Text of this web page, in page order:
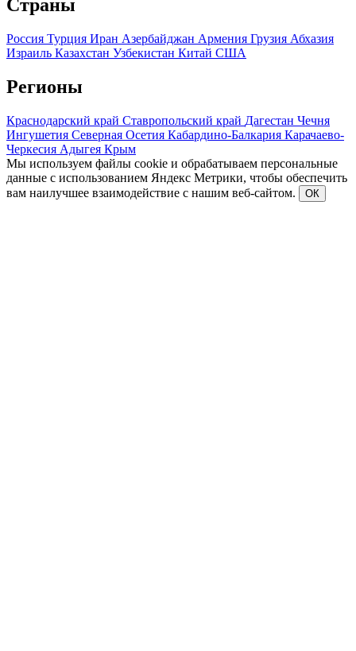
Страны
Россия Турция Иран Азербайджан Армения Грузия Абхазия
Израиль Казахстан Узбекистан Китай США
Регионы
Краснодарский край Ставропольский край Дагестан Чечня
Ингушетия Северная Осетия Кабардино-Балкария Карачаево-
Черкесия Адыгея Крым
Мы используем файлы cookie и обрабатываем персональные
данные с использованием Яндекс Метрики, чтобы обеспечить
вам наилучшее взаимодействие с нашим веб-сайтом.
ОК